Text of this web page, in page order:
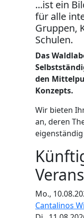
...ist ein
für alle
Gruppen,
Schulen.
Das
den
Konzepts.
Wir bieten
an, deren
Mo.,
Cantalinos